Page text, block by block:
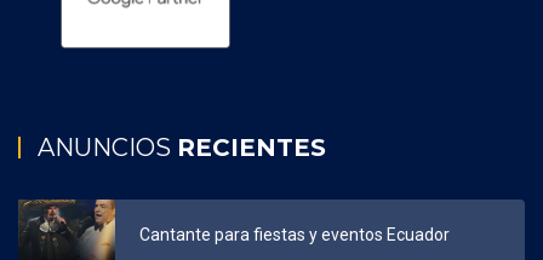
ANUNCIOS RECIENTES
Cantante para fiestas y eventos Ecuador